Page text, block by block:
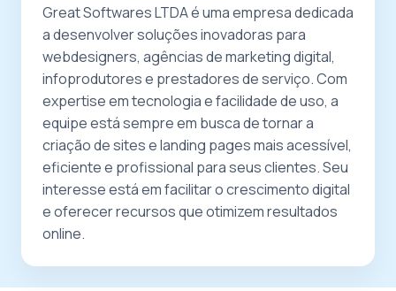
Great Softwares LTDA é uma empresa dedicada
a desenvolver soluções inovadoras para
webdesigners, agências de marketing digital,
infoprodutores e prestadores de serviço. Com
expertise em tecnologia e facilidade de uso, a
equipe está sempre em busca de tornar a
criação de sites e landing pages mais acessível,
eficiente e profissional para seus clientes. Seu
interesse está em facilitar o crescimento digital
e oferecer recursos que otimizem resultados
online.